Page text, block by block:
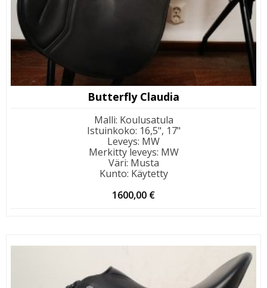
Butterfly Claudia
Malli: Koulusatula
Istuinkoko: 16,5", 17"
Leveys: MW
Merkitty leveys: MW
Väri: Musta
Kunto: Käytetty
1600,00 €